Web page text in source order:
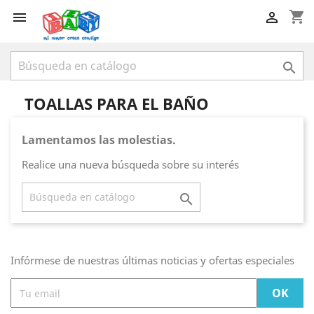
 shopping_cart


TOALLAS PARA EL BAÑO
Lamentamos las molestias.
Realice una nueva búsqueda sobre su interés

Infórmese de nuestras últimas noticias y ofertas especiales